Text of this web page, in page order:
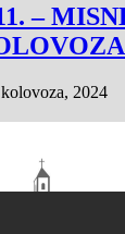
–
2024